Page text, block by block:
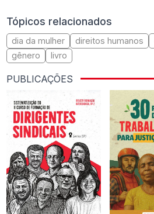
Tópicos relacionados
dia da mulher direitos humanos
gênero
livro
PUBLICAÇÕES